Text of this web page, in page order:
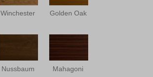
Winchester Golden Oak
Nussbaum Mahagoni